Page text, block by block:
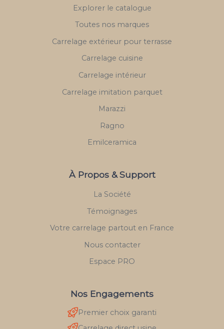
Explorer le catalogue
Toutes nos marques
Carrelage extérieur pour terrasse
Carrelage cuisine
Carrelage intérieur
Carrelage imitation parquet
Marazzi
Ragno
Emilceramica
À Propos & Support
La Société
Témoignages
Votre carrelage partout en France
Nous contacter
Espace PRO
Nos Engagements
Premier choix garanti